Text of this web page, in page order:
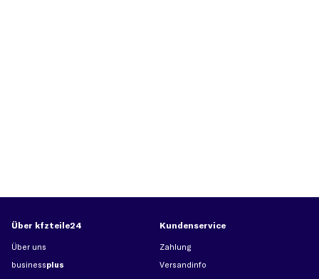
Über kfzteile24
Über uns
businessplus
Kundenservice
Zahlung
Versandinfo